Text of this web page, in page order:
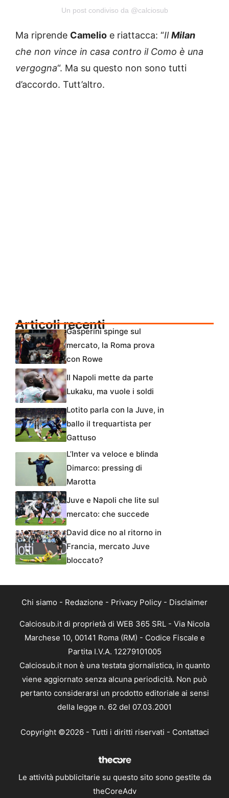
Un post condiviso da @calciosub
Ma riprende Camelio e riattacca: “IlMilan
che non vince in casa contro il Como è una
vergogna“. Ma su questo non sono tutti
d’accordo. Tutt’altro.
Articoli recenti
Gasperini spinge sul
mercato, la Roma prova
con Rowe
Il Napoli mette da parte
Lukaku, ma vuole i soldi
Lotito parla con la Juve, in
ballo il trequartista per
Gattuso
L’Inter va veloce e blinda
Dimarco: pressing di
Marotta
Juve e Napoli che lite sul
mercato: che succede
David dice no al ritorno in
Francia, mercato Juve
bloccato?
Chi siamo - Redazione - Privacy Policy - Disclaimer
Calciosub.it di proprietà di WEB 365 SRL - Via Nicola
Marchese 10, 00141 Roma (RM) - Codice Fiscale e
Partita I.V.A. 12279101005
Calciosub.it non è una testata giornalistica, in quanto
viene aggiornato senza alcuna periodicità. Non può
pertanto considerarsi un prodotto editoriale ai sensi
della legge n. 62 del 07.03.2001
Copyright ©2026 - Tutti i diritti riservati - Contattaci
Le attività pubblicitarie su questo sito sono gestite da
theCoreAdv